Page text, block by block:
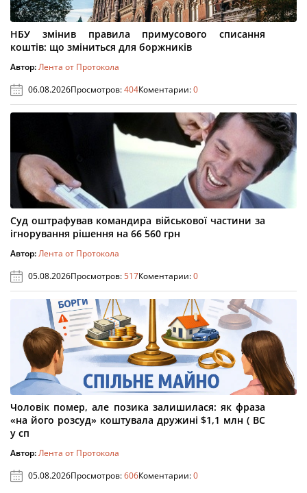
НБУ змінив правила примусового списання
коштів: що зміниться для боржників
Автор:Лента от Протокола
06.08.2026Просмотров:404Коментарии:0
Суд оштрафував командира військової частини за
ігнорування рішення на 66 560 грн
Автор:Лента от Протокола
05.08.2026Просмотров:517Коментарии:0
Чоловік помер, але позика залишилася: як фраза
«на його розсуд» коштувала дружині $1,1 млн ( ВС
у сп
Автор:Лента от Протокола
05.08.2026Просмотров:606Коментарии:0